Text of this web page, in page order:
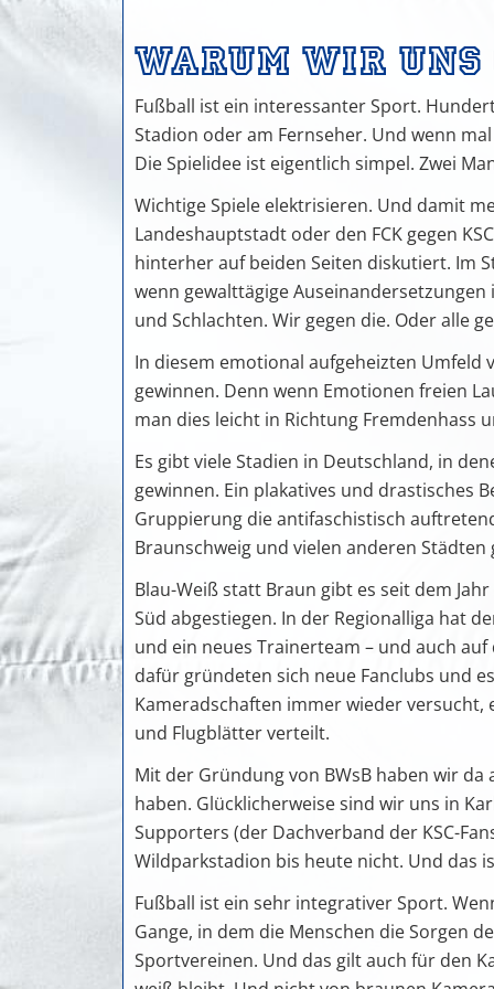
werden
Wir
trauern
Warum wir
Fußball ist ein interessanter Sport.
Stadion oder am Fernseher. Und wenn
Die Spielidee ist eigentlich simpel. Zwei
Wichtige Spiele elektrisieren. Und damit
Landeshauptstadt oder den FCK gegen
hinterher auf beiden Seiten diskutiert. Im
wenn gewalttägige
und Schlachten. Wir gegen die. Oder alle
In diesem emotional aufgeheizten Umfeld
gewinnen. Denn wenn Emotionen freien
man dies leicht in Richtung Fremdenhass
Es gibt viele Stadien in Deutschland, in
gewinnen. Ein plakatives und drastisches
Gruppierung die antifaschistisch
Braunschweig und vielen anderen
Blau-Weiß statt Braun gibt es seit dem
Süd abgestiegen. In der Regionalliga hat
und ein neues Trainerteam – und auch
dafür gründeten sich neue Fanclubs und
Kameradschaften immer wieder versucht,
und Flugblätter verteilt.
Mit der Gründung von BWsB haben wir
haben. Glücklicherweise sind wir uns in
Supporters (der Dachverband der KSC-
Wildparkstadion bis heute nicht. Und das
Fußball ist ein sehr integrativer Sport.
Gange, in dem die Menschen die Sorgen
Sportvereinen. Und das gilt auch für den